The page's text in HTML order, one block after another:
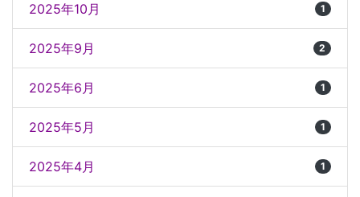
2025年10月 1
2025年9月 2
2025年6月 1
2025年5月 1
2025年4月 1